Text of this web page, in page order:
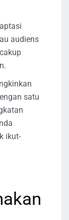
audiens
satu
ikut-